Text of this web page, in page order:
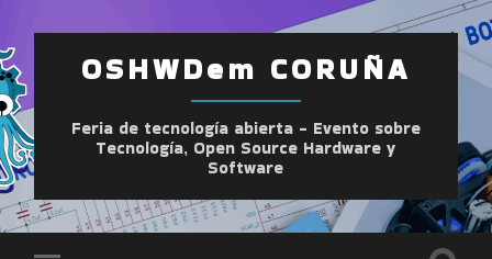
OSHWDem CORUÑA
Feria de tecnología abierta - Evento sobre
Tecnología, Open Source Hardware y
Software